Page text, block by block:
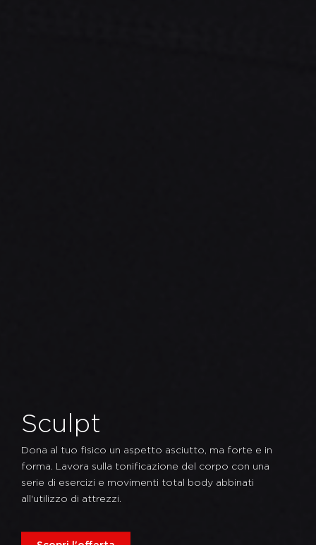
Sculpt
Dona al tuo fisico un aspetto asciutto, ma forte e in
forma. Lavora sulla tonificazione del corpo con una
serie di esercizi e movimenti total body abbinati
all'utilizzo di attrezzi.